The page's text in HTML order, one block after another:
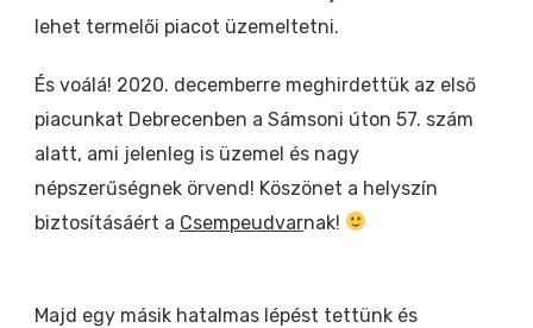
lehet termelői piacot üzemeltetni.
És voálá! 2020. decemberre meghirdettük az első
piacunkat Debrecenben a Sámsoni úton 57. szám
alatt, ami jelenleg is üzemel és nagy
népszerűségnek örvend! Köszönet a helyszín
biztosításáért a Csempeudvarnak!
Majd egy másik hatalmas lépést tettünk és